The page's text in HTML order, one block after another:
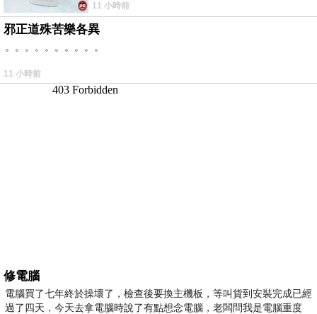
11 小時前
邪正道殊苦樂各異
。。。。。。。。。。
11 小時前
修電腦
電腦買了七年終於操壞了，檢查後要換主機板，等叫貨到安裝完成已經
過了四天，今天去拿電腦時說了有點想念電腦，老闆問我是電腦重度